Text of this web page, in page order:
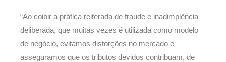
“Ao coibir a prática reiterada de fraude e inadimplência
deliberada, que muitas vezes é utilizada como modelo
de negócio, evitamos distorções no mercado e
asseguramos que os tributos devidos contribuam, de